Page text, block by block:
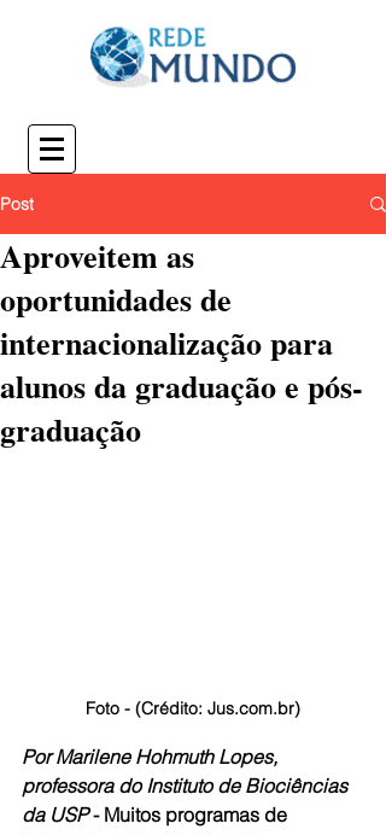
Post
Aproveitem as
oportunidades de
internacionalização para
alunos da graduação e pós-
graduação
Foto - (Crédito: Jus.com.br)
Por Marilene Hohmuth Lopes,
professora do Instituto de Biociências
da USP - Muitos programas de